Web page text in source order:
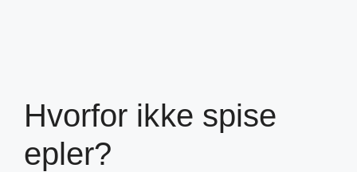
Hvorfor ikke spise
epler?